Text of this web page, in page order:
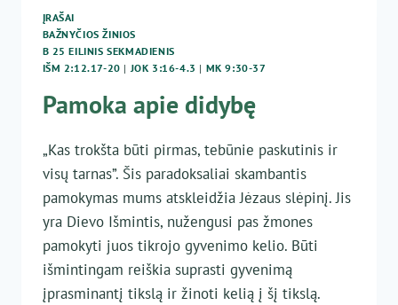
ĮRAŠAI
BAŽNYČIOS ŽINIOS
B 25 EILINIS SEKMADIENIS
IŠM 2:12.17-20 | JOK 3:16-4.3 | MK 9:30-37
Pamoka apie didybę
„Kas trokšta būti pirmas, tebūnie paskutinis ir
visų tarnas”. Šis paradoksaliai skambantis
pamokymas mums atskleidžia Jėzaus slėpinį. Jis
yra Dievo Išmintis, nužengusi pas žmones
pamokyti juos tikrojo gyvenimo kelio. Būti
išmintingam reiškia suprasti gyvenimą
įprasminantį tikslą ir žinoti kelią į šį tikslą.